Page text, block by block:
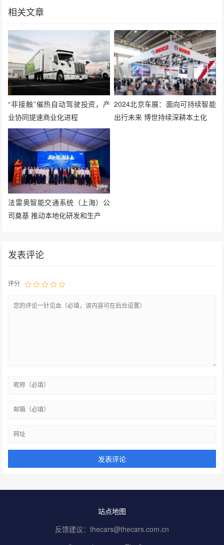
相关文章
“非接触”催热自动驾驶投资，产
业协同提速商业化进程
2024北京车展：面向可持续智能
出行未来 博世持续深耕本土化
法雷奥智能交通系统（上海）公
司奠基 推动本地化研发和生产
发表评论
评分
站点地图
反馈建议：thecars@thecars.com.cn